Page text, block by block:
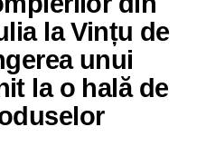
la Vințu de
unui
la o hală de